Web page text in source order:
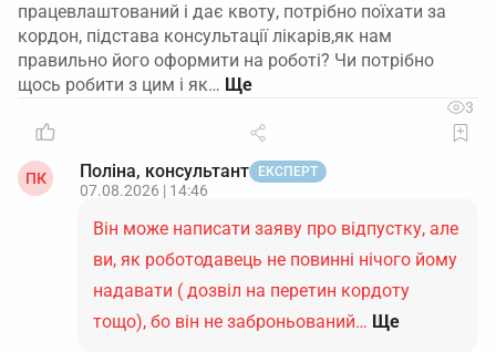
працевлаштований і дає квоту, потрібно поїхати за
кордон, підстава консультації лікарів,як нам
правильно його оформити на роботі? Чи потрібно
щось робити з цим і як…
3
ПК Поліна, консультант ЕКСПЕРТ
07.08.2026 | 14:46
Він може написати заяву про відпустку, але
ви, як роботодавець не повинні нічого йому
надавати ( дозвіл на перетин кордоту
тощо), бо він не заброньований… Ще